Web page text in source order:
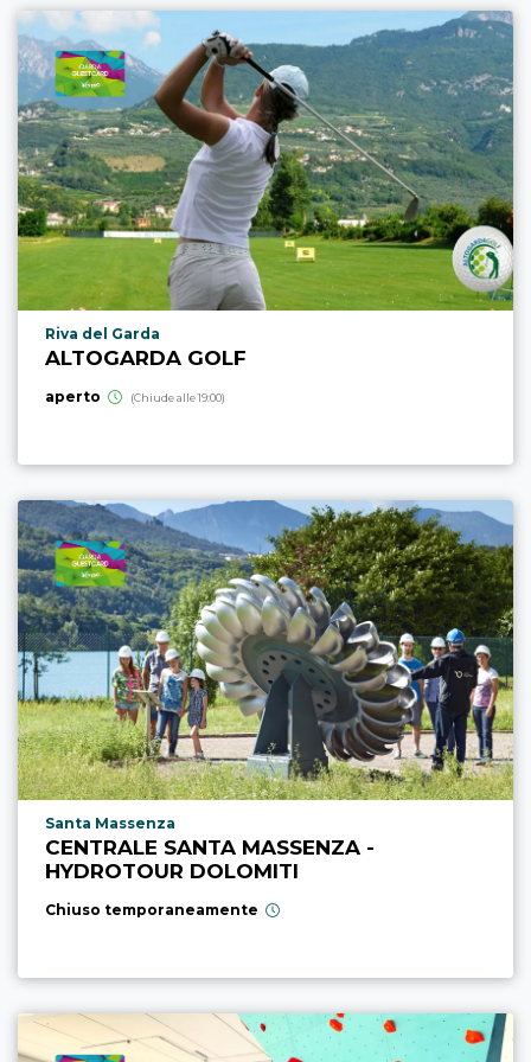
Località punto di interesse
Riva del Garda
ALTOGARDA GOLF
aperto (Chiude alle 19:00)
Località punto di interesse
Santa Massenza
CENTRALE SANTA MASSENZA -
HYDROTOUR DOLOMITI
Chiuso temporaneamente